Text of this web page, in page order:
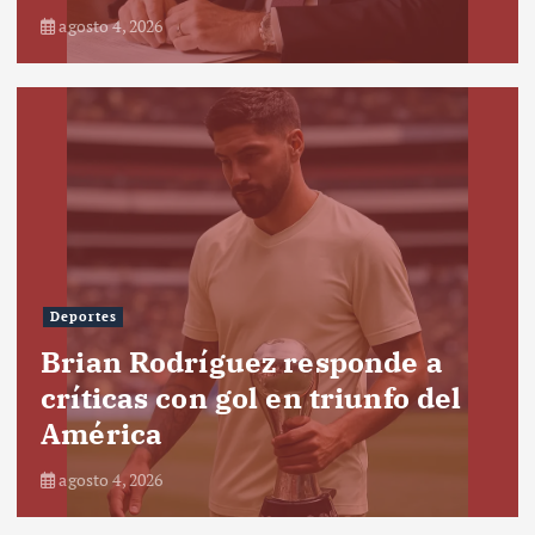
agosto 4, 2026
Deportes
Brian Rodríguez responde a
críticas con gol en triunfo del
América
agosto 4, 2026